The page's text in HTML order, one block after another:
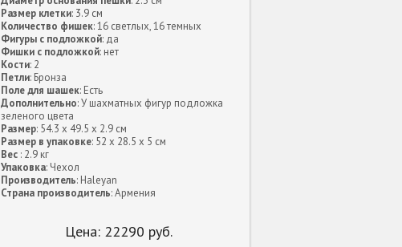
Размер клетки: 3.9 см
Количество фишек: 16 светлых, 16 темных
Фигуры с подложкой: да
Фишки с подложкой: нет
Кости: 2
Петли: Бронза
Поле для шашек: Есть
Дополнительно: У шахматных фигур подложка
зеленого цвета
Размер: 54.3 x 49.5 x 2.9 см
Размер в упаковке: 52 x 28.5 x 5 см
Вес : 2.9 кг
Упаковка: Чехол
Производитель: Haleyan
Страна производитель: Армения
Цена: 22290 руб.